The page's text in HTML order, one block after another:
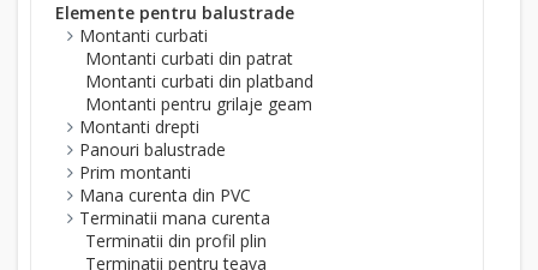
Elemente pentru balustrade
Montanti curbati
Montanti curbati din patrat
Montanti curbati din platband
Montanti pentru grilaje geam
Montanti drepti
Panouri balustrade
Prim montanti
Mana curenta din PVC
Terminatii mana curenta
Terminatii din profil plin
Terminatii pentru teava